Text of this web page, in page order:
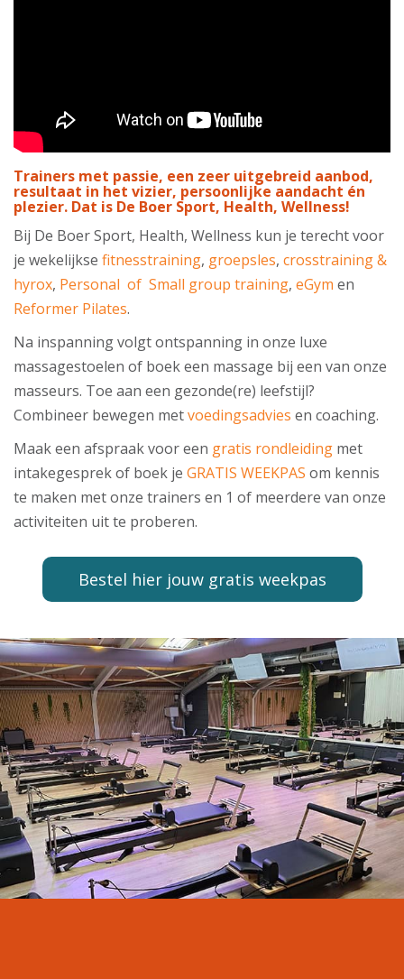
Trainers met passie, een zeer uitgebreid aanbod,
resultaat in het vizier, persoonlijke aandacht én
plezier. Dat is De Boer Sport, Health, Wellness!
Bij De Boer Sport, Health, Wellness kun je terecht voor
je wekelijkse fitnesstraining, groepsles, crosstraining &
hyrox, Personal of Small group training, eGym en
Reformer Pilates.
Na inspanning volgt ontspanning in onze luxe
massagestoelen of boek een massage bij een van onze
masseurs. Toe aan een gezonde(re) leefstijl?
Combineer bewegen metvoedingsadvies en coaching.
Maak een afspraak voor een gratis rondleiding met
intakegesprek of boek je GRATIS WEEKPAS om kennis
te maken met onze trainers en 1 of meerdere van onze
activiteiten uit te proberen.
Bestel hier jouw gratis weekpas